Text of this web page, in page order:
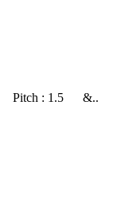
Pitch : 1.5 &..